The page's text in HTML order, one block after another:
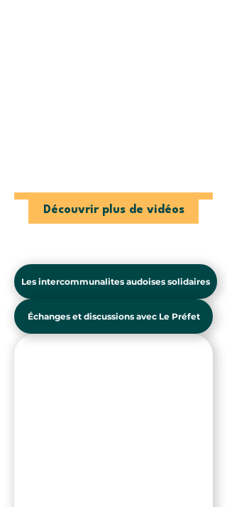
Découvrir plus de vidéos
Les intercommunalites audoises solidaires
Échanges et discussions avec Le Préfet